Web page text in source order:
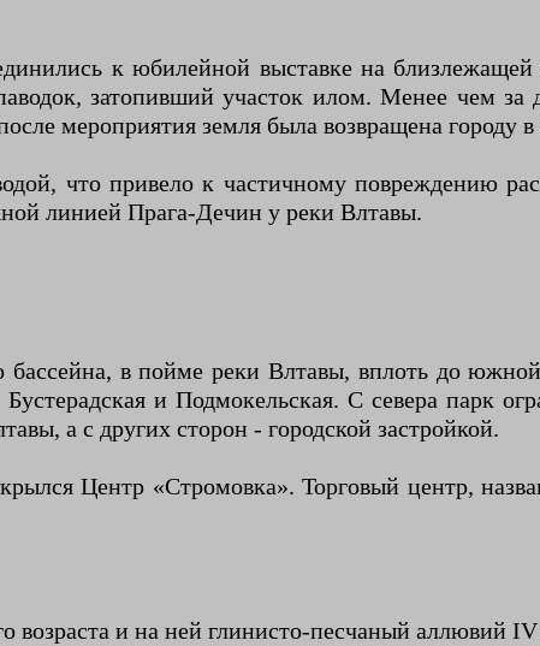
к юбилейной выставке на близлежащей
затопивший участок илом. Менее чем за
мероприятия земля была возвращена городу
что привело к частичному повреждению
линией Прага-Дечин у реки Влтавы.
бассейна, в пойме реки Влтавы, вплоть до
и Подмокельская. С севера парк
а с других сторон - городской застройкой.
Центр «Стромовка». Торговый центр,
возраста и на ней глинисто-песчаный аллювий